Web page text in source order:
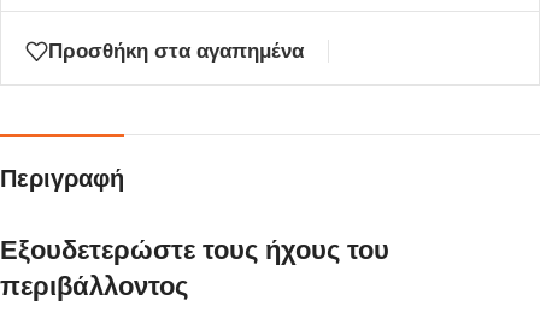
αναμονής
αυτό
προϊόν
Προσθήκη στα αγαπημένα
Περιγραφή
Εξουδετερώστε τους ήχους του
περιβάλλοντος